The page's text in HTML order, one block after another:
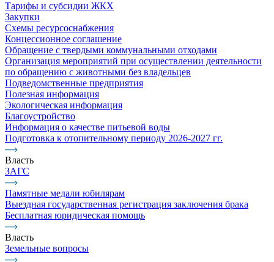
Тарифы и субсидии ЖКХ
Закупки
Схемы ресурсоснабжения
Концессионное соглашение
Обращение с твердыми коммунальными отходами
Организация мероприятий при осуществлении деятельности
по обращению с животными без владельцев
Подведомственные предприятия
Полезная информация
Экологическая информация
Благоустройство
Информация о качестве питьевой воды
Подготовка к отопительному периоду 2026-2027 гг.
Власть
ЗАГС
Памятные медали юбилярам
Выездная государственная регистрация заключения брака
Бесплатная юридическая помощь
Власть
Земельные вопросы